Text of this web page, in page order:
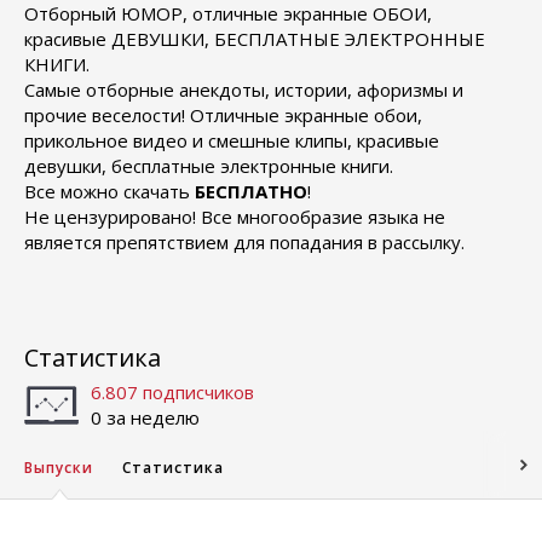
Отборный ЮМОР, отличные экранные ОБОИ,
красивые ДЕВУШКИ, БЕСПЛАТНЫЕ ЭЛЕКТРОННЫЕ
КНИГИ.
Самые отборные анекдоты, истории, афоризмы и
прочие веселости! Отличные экранные обои,
прикольное видео и смешные клипы, красивые
девушки, бесплатные электронные книги.
Все можно скачать БЕСПЛАТНО!
Не цензурировано! Все многообразие языка не
является препятствием для попадания в рассылку.
Статистика
6.807 подписчиков
0 за неделю
Выпуски Статистика